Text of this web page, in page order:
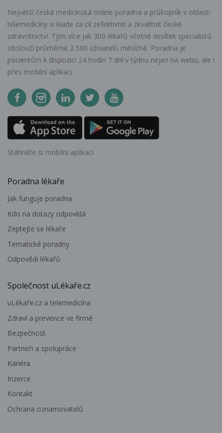
Největší česká medicínská online poradna a průkopník v oblasti
telemedicíny si klade za cíl zefektivnit a zkvalitnit české
zdravotnictví. Tým více jak 300 lékařů včetně desítek specialistů
obslouží průměrně 2 500 uživatelů měsíčně. Poradna je
pacientům k dispozici 24 hodin 7 dní v týdnu nejen na webu, ale i
přes mobilní aplikaci.
Stáhněte si mobilní aplikaci
Poradna lékaře
Jak funguje poradna
Kdo na dotazy odpovídá
Zeptejte se lékaře
Tematické poradny
Odpovědi lékařů
Společnost uLékaře.cz
uLékaře.cz a telemedicína
Zdraví a prevence ve firmě
Bezpečnost
Partneři a spolupráce
Kariéra
Inzerce
Kontakt
Ochrana oznamovatelů